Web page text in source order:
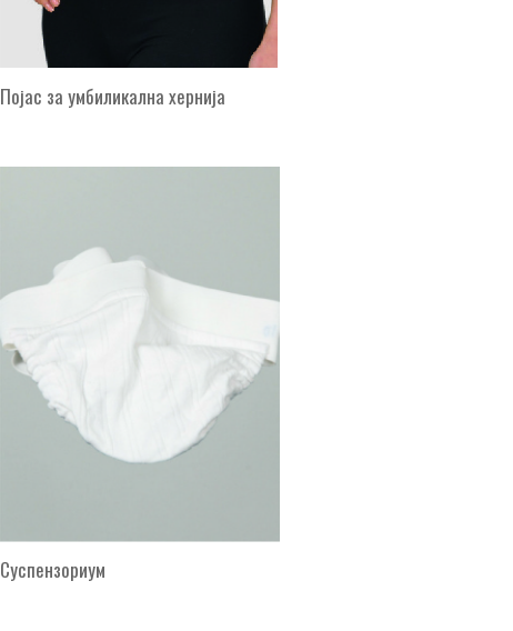
Појас за умбиликална хернија
Суспензориум